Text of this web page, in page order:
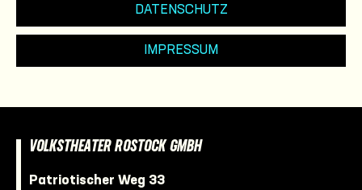
DATENSCHUTZ
IMPRESSUM
VOLKSTHEATER ROSTOCK GMBH
Patriotischer Weg 33